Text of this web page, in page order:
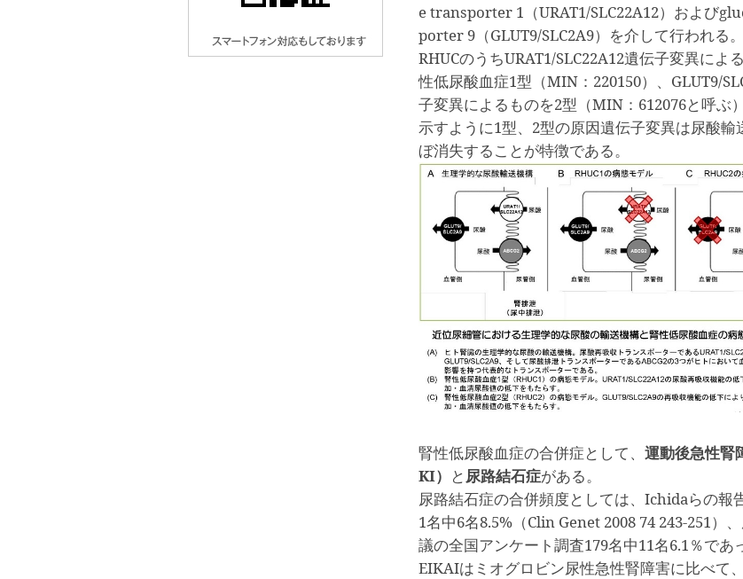
e transporter 1 （URAT1/SLC22A12）および
porter 9 （GLUT9/SLC2A9）を介して行われる。
RHUCのうちURAT1/SLC22A12遺伝子変異によ
性低尿酸血症1型（MIN ： 220150）、 GLUT9/
子変異によるものを2型（MIN ： 612076と呼ぶ
示すように1型、 2型の原因遺伝子変異は尿酸輸
ぼ消失することが特徴である。
腎性低尿酸血症の合併症として、 運動後急性腎
KI） と尿路結石症がある。
尿路結石症の合併頻度としては、 Ichidaらの報
1名中6名8.5% （Clin Genet 2008 74 243-251）
議の全国アンケート調査179名中11名6.1％であ
EIKAIはミオグロビン尿性急性腎障害に比べて